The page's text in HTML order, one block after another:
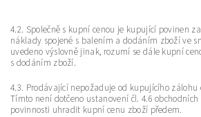
4.2. Společně s kupní cenou je kupující povinen
náklady spojené s balením a dodáním zboží ve
uvedeno výslovně jinak, rozumí se dále kupní
s dodáním zboží.
4.3. Prodávající nepožaduje od kupujícího
Tímto není dotčeno ustanovení čl. 4.6
povinnosti uhradit kupní cenu zboží předem.